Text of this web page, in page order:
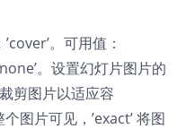
’cover’。可用值：
。设置幻灯片图片的
剪图片以适应容
图片可见，’exact’ 将图